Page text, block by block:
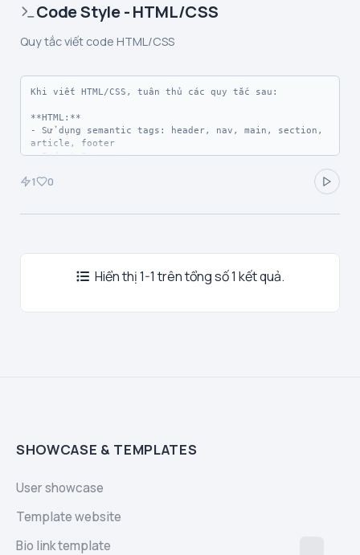
Code Style - HTML/CSS
Quy tắc viết code HTML/CSS
Khi viết HTML/CSS, tuân thủ các quy tắc sau:
**HTML:**
- Sử dụng semantic tags: header, nav, main, section,
article, footer
- Indent 2 spaces
src/href, alt/title
- Flexbox/Grid cho layout
- Tránh !important
1 0
Hiển thị 1-1 trên tổng số 1 kết quả.
SHOWCASE & TEMPLATES
User showcase
Template website
Bio link template